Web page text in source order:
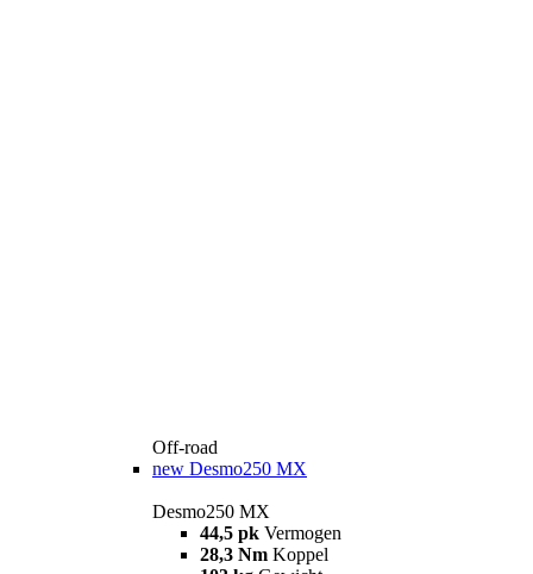
Off-road
new Desmo250 MX
Desmo250 MX
44,5 pk Vermogen
28,3 Nm Koppel